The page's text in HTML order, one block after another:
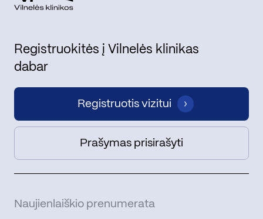
Registruokitės į Vilnelės klinikas
dabar
Registruotis vizitui
Prašymas prisirašyti
Naujienlaiškio prenumerata